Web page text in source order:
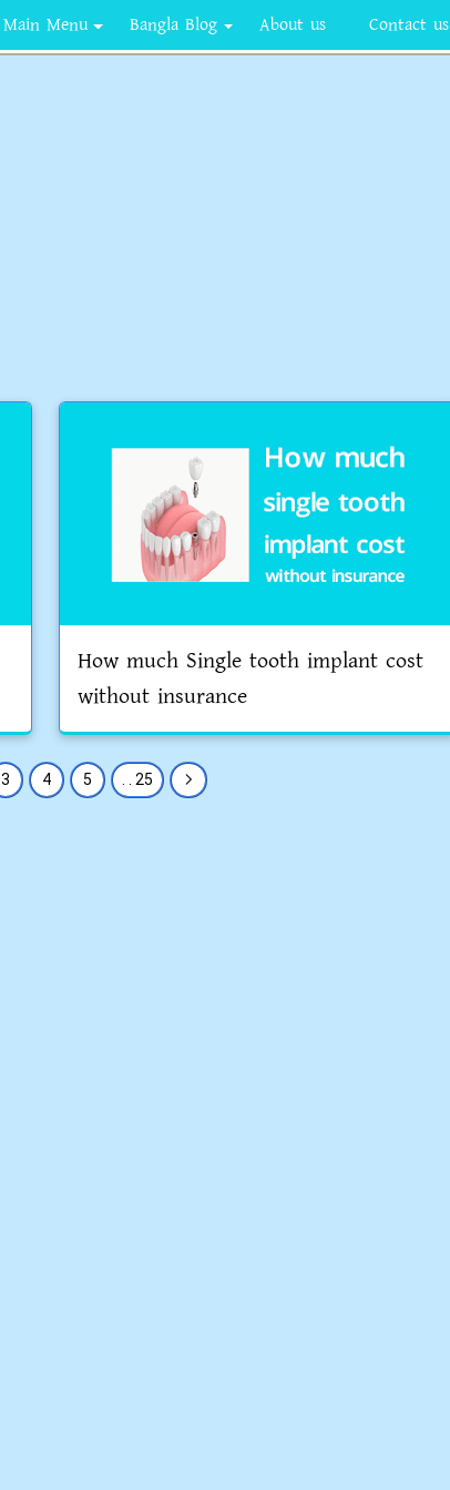
Main Menu Bangla Blog About us Contact us
How much Single tooth implant cost
without insurance
3 4 5 . . 25